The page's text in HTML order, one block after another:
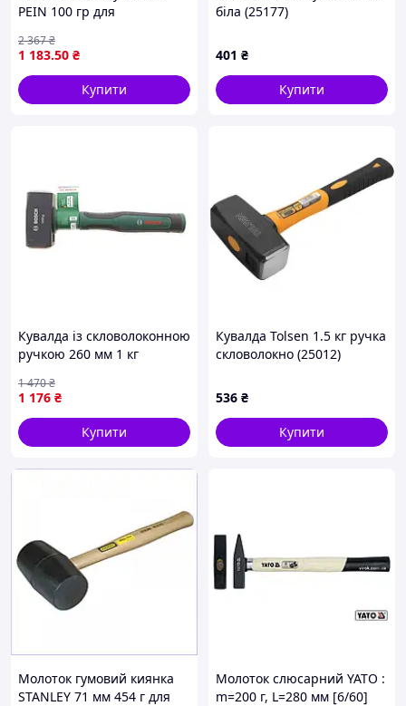
PEIN 100 гр для
майстрів для точних
ударів і дрібних робіт
1 183.50 ₴
2 367₴
Купити
біла (25177)
401 ₴
Купити
Кувалда із скловолоконною
ручкою 260 мм 1 кг
1 176 ₴
1 470₴
Купити
Кувалда Tolsen 1.5 кг ручка
скловолокно (25012)
536 ₴
Купити
Молоток гумовий киянка
STANLEY 71 мм 454 г для
Молоток слюсарний YATO :
m=200 г, L=280 мм [6/60]